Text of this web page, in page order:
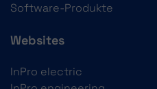
Software-Produkte
Websites
InPro electric